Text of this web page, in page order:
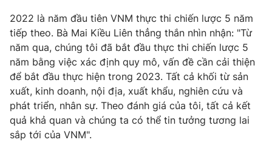
2022 là năm đầu tiên VNM thực thi chiến lược 5 năm
tiếp theo. Bà Mai Kiều Liên thẳng thắn nhìn nhận: "Từ
năm qua, chúng tôi đã bắt đầu thực thi chiến lược 5
năm bằng việc xác định quy mô, vấn đề cần cải thiện
để bắt đầu thực hiện trong 2023. Tất cả khối từ sản
xuất, kinh doanh, nội địa, xuất khẩu, nghiên cứu và
phát triển, nhân sự. Theo đánh giá của tôi, tất cả kết
quả khả quan và chúng ta có thể tin tưởng tương lai
sắp tới của VNM".